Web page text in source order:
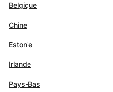
Belgique
Chine
Estonie
Irlande
Pays-Bas